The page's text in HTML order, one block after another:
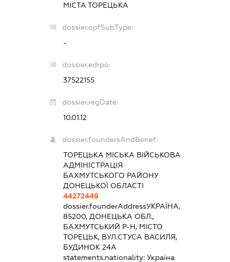
МІСТА ТОРЕЦЬКА
dossier.opfSubType:
-
dossier.edrpo:
37522155
dossier.regDate:
10.01.12
dossier.foundersAndBenef:
ТОРЕЦЬКА МІСЬКА ВІЙСЬКОВА
АДМІНІСТРАЦІЯ
БАХМУТСЬКОГО РАЙОНУ
ДОНЕЦЬКОЇ ОБЛАСТІ
44272449
dossier.founderAddressУКРАЇНА,
85200, ДОНЕЦЬКА ОБЛ.,
БАХМУТСЬКИЙ Р-Н, МІСТО
ТОРЕЦЬК, ВУЛ.СТУСА ВАСИЛЯ,
БУДИНОК 24А
statements.nationality: Україна